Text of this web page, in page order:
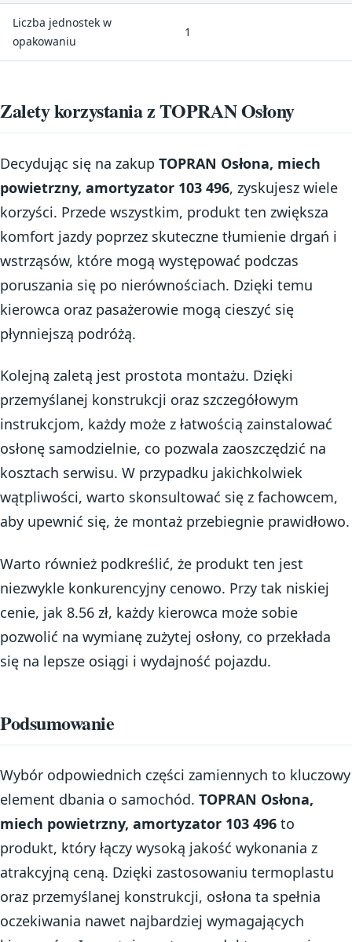
Liczba jednostek w
opakowaniu
1
Zalety korzystania z TOPRAN Osłony
Decydując się na zakup TOPRAN Osłona, miech
powietrzny, amortyzator 103 496, zyskujesz wiele
korzyści. Przede wszystkim, produkt ten zwiększa
komfort jazdy poprzez skuteczne tłumienie drgań i
wstrząsów, które mogą występować podczas
poruszania się po nierównościach. Dzięki temu
kierowca oraz pasażerowie mogą cieszyć się
płynniejszą podróżą.
Kolejną zaletą jest prostota montażu. Dzięki
przemyślanej konstrukcji oraz szczegółowym
instrukcjom, każdy może z łatwością zainstalować
osłonę samodzielnie, co pozwala zaoszczędzić na
kosztach serwisu. W przypadku jakichkolwiek
wątpliwości, warto skonsultować się z fachowcem,
aby upewnić się, że montaż przebiegnie prawidłowo.
Warto również podkreślić, że produkt ten jest
niezwykle konkurencyjny cenowo. Przy tak niskiej
cenie, jak 8.56 zł, każdy kierowca może sobie
pozwolić na wymianę zużytej osłony, co przekłada
się na lepsze osiągi i wydajność pojazdu.
Podsumowanie
Wybór odpowiednich części zamiennych to kluczowy
element dbania o samochód. TOPRAN Osłona,
miech powietrzny, amortyzator 103 496 to
produkt, który łączy wysoką jakość wykonania z
atrakcyjną ceną. Dzięki zastosowaniu termoplastu
oraz przemyślanej konstrukcji, osłona ta spełnia
oczekiwania nawet najbardziej wymagających